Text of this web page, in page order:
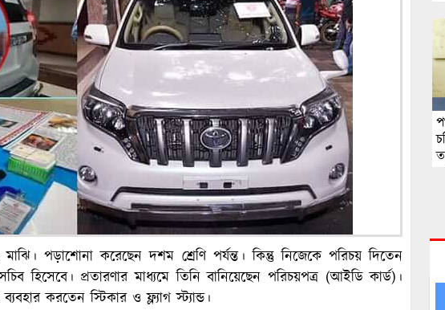
পড়াশোনা করেছেন দশম শ্রেণি পর্যন্ত। কিন্তু নিজেকে পরিচয় দিতেন
হিসেবে। প্রতারণার মাধ্যমে তিনি বানিয়েছেন পরিচয়পত্র (আইডি কার্ড)।
করতেন স্টিকার ও ফ্ল্যাগ স্ট্যান্ড।